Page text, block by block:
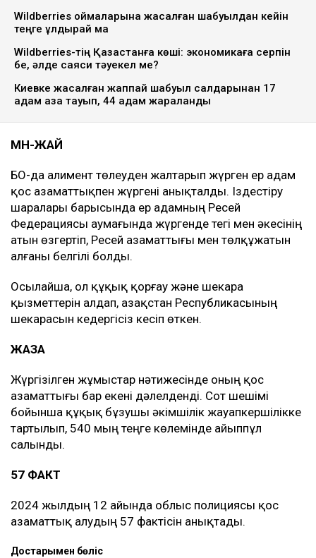
Wildberries қоймаларына жасалған шабуылдан кейін
теңге құлдырай ма
Wildberries-тің Қазақстанға көші: экономикаға серпін
бе, әлде саяси тәуекел ме?
Киевке жасалған жаппай шабуыл салдарынан 17
адам қаза тауып, 44 адам жараланды
МӘН-ЖАЙ
БҚО-да алимент төлеуден жалтарып жүрген ер адам
қос азаматтықпен жүргені анықталды. Іздестіру
шаралары барысында ер адамның Ресей
Федерациясы аумағында жүргенде тегі мен әкесінің
атын өзгертіп, Ресей азаматтығы мен төлқұжатын
алғаны белгілі болды.
Осылайша, ол құқық қорғау және шекара
қызметтерін алдап, Қазақстан Республикасының
шекарасын кедергісіз кесіп өткен.
ЖАЗА
Жүргізілген жұмыстар нәтижесінде оның қос
азаматтығы бар екені дәлелденді. Сот шешімі
бойынша құқық бұзушы әкімшілік жауапкершілікке
тартылып, 540 мың теңге көлемінде айыппұл
салынды.
57 ФАКТ
2024 жылдың 12 айында облыс полициясы қос
азаматтық алудың 57 фактісін анықтады.
Достарыңмен бөліс